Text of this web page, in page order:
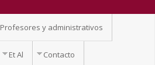
Profesores y administrativos
Et Al Contacto